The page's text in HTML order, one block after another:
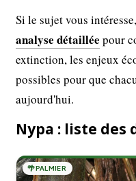
Si le sujet vous
analyse détaillée pour
extinction, les enjeux
possibles pour que
aujourd'hui.
Nypa : liste des
🌴PALMIER